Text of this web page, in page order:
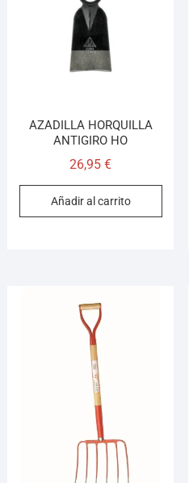
AZADILLA HORQUILLA
ANTIGIRO HO
26,95€
Añadir al carrito